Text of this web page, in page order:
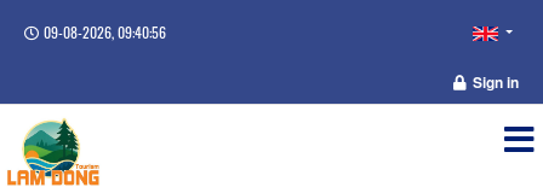
09-08-2026, 09:40:56
Sign in